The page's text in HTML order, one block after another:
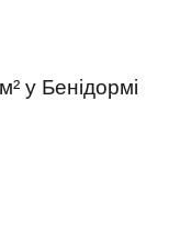
у Бенідормі